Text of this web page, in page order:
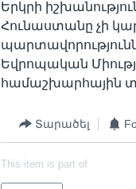
Երկրի
Հունաստանը չի
Եվրոպական
համաշխարհային
Տարածել
This item is part of